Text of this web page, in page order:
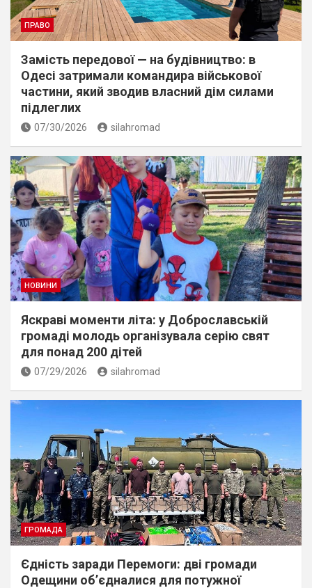
ПРАВО
Замість передової — на будівництво: в
Одесі затримали командира військової
частини, який зводив власний дім силами
підлеглих
07/30/2026 silahromad
НОВИНИ
Яскраві моменти літа: у Доброславській
громаді молодь організувала серію свят
для понад 200 дітей
07/29/2026 silahromad
ГРОМАДА
Єдність заради Перемоги: дві громади
Одещини об’єдналися для потужної